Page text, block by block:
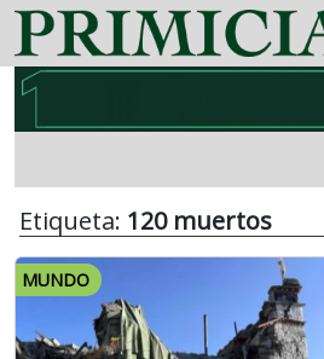
Etiqueta: 120 muertos
MUNDO